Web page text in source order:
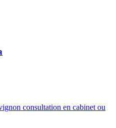
consultation en cabinet ou